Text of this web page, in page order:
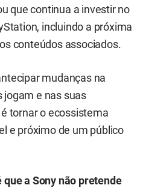
que continua a investir no
incluindo a próxima
conteúdos associados.
mudanças na
jogam e nas suas
tornar o ecossistema
e próximo de um público
a Sony não pretende